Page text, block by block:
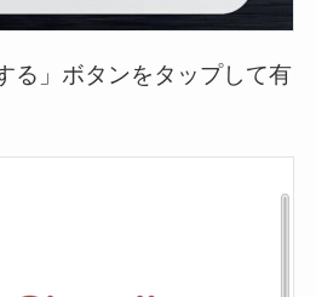
る」ボタンをタップして有